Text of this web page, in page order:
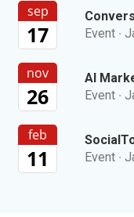
sep
17
Event ·
nov
26
AI
Event ·
feb
11
Event ·